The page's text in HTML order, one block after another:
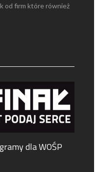
od firm które również
dla WOŚP